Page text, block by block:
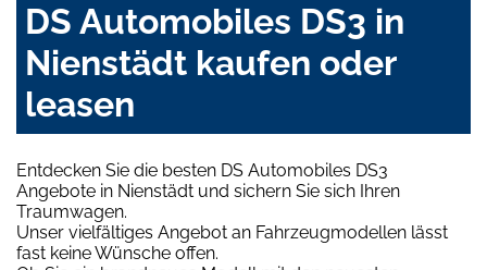
DS Automobiles DS3 in
Nienstädt kaufen oder
leasen
Entdecken Sie die besten DS Automobiles DS3
Angebote in Nienstädt und sichern Sie sich Ihren
Traumwagen.
Unser vielfältiges Angebot an Fahrzeugmodellen lässt
fast keine Wünsche offen.